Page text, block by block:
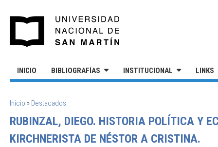
INICIO BIBLIOGRAFÍAS INSTITUCIONAL LINKS
SE ENCUENTRA USTED AQUÍ
Inicio » Destacados
RUBINZAL, DIEGO. HISTORIA POLÍTICA Y
KIRCHNERISTA DE NÉSTOR A CRISTINA.